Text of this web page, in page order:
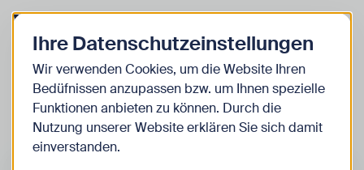
Zurück zur Startseite Zum
Kinder
Veranstaltungen
Suche im Bereich “Kinder”
Suchen
Ihre Datenschutzeinstellungen
Wir verwenden Cookies, um die Website Ihren
Bedüfnissen anzupassen bzw. um Ihnen spezielle
Funktionen anbieten zu können. Durch die
Nutzung unserer Website erklären Sie sich damit
einverstanden.